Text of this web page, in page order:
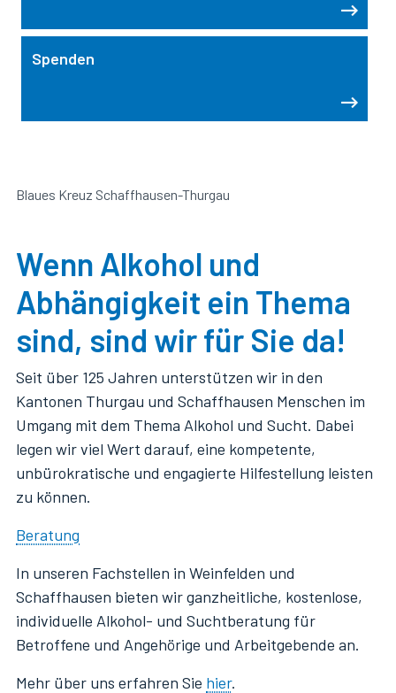
Spenden
Blaues Kreuz Schaffhausen-Thurgau
Wenn Alkohol und
Abhängigkeit ein Thema
sind, sind wir für Sie da!
Seit über 125 Jahren unterstützen wir in den
Kantonen Thurgau und Schaffhausen Menschen im
Umgang mit dem Thema Alkohol und Sucht. Dabei
legen wir viel Wert darauf, eine kompetente,
unbürokratische und engagierte Hilfestellung leisten
zu können.
Beratung
In unseren Fachstellen in Weinfelden und
Schaffhausen bieten wir ganzheitliche, kostenlose,
individuelle Alkohol- und Suchtberatung für
Betroffene und Angehörige und Arbeitgebende an.
Mehr über uns erfahren Sie hier.